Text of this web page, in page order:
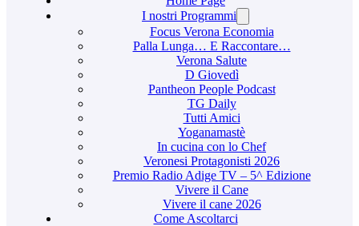
I nostri Programmi
Focus Verona Economia
Palla Lunga… E Raccontare…
Verona Salute
D Giovedì
Pantheon People Podcast
TG Daily
Tutti Amici
Yoganamastè
In cucina con lo Chef
Veronesi Protagonisti 2026
Premio Radio Adige TV – 5^ Edizione
Vivere il Cane
Vivere il cane 2026
Come Ascoltarci